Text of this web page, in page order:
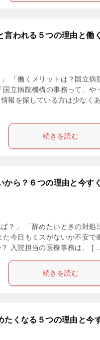
言われる５つの理由と働
「働くメリットは？国立病
立病院機構の事務って、や
報を探している方は少なく
続きを読む
から？６つの理由と今す
？」 「辞めたいときの対処
今日もミスがないか不安で
入院担当の医療事務は、
続きを読む
たくなる５つの理由と今